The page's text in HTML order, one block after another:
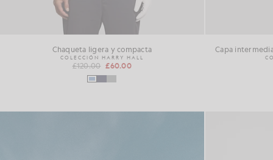
Chaqueta ligera y compacta
COLECCIÓN HARRY HALL
£120.00 £60.00
Capa